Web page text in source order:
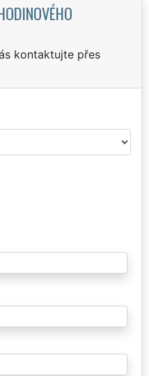
kontaktujte přes